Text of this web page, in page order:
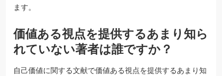
ます。
価値ある視点を提供するあまり知ら
れていない著者は誰ですか？
自己価値に関する文献で価値ある視点を提供するあまり知